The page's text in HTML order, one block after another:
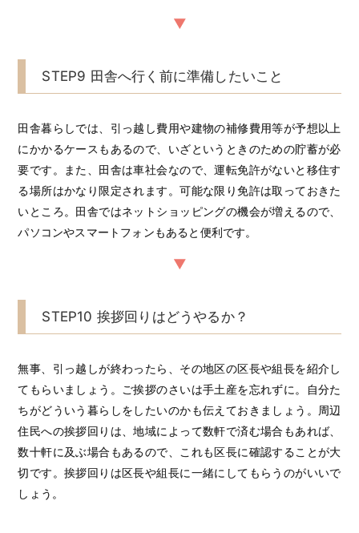
STEP9 田舎へ行く前に準備したいこと
田舎暮らしでは、引っ越し費用や建物の補修費用等が予想以上
にかかるケースもあるので、いざというときのための貯蓄が必
要です。また、田舎は車社会なので、運転免許がないと移住す
る場所はかなり限定されます。可能な限り免許は取っておきた
いところ。田舎ではネットショッピングの機会が増えるので、
パソコンやスマートフォンもあると便利です。
STEP10 挨拶回りはどうやるか？
無事、引っ越しが終わったら、その地区の区長や組長を紹介し
てもらいましょう。ご挨拶のさいは手土産を忘れずに。自分た
ちがどういう暮らしをしたいのかも伝えておきましょう。周辺
住民への挨拶回りは、地域によって数軒で済む場合もあれば、
数十軒に及ぶ場合もあるので、これも区長に確認することが大
切です。挨拶回りは区長や組長に一緒にしてもらうのがいいで
しょう。